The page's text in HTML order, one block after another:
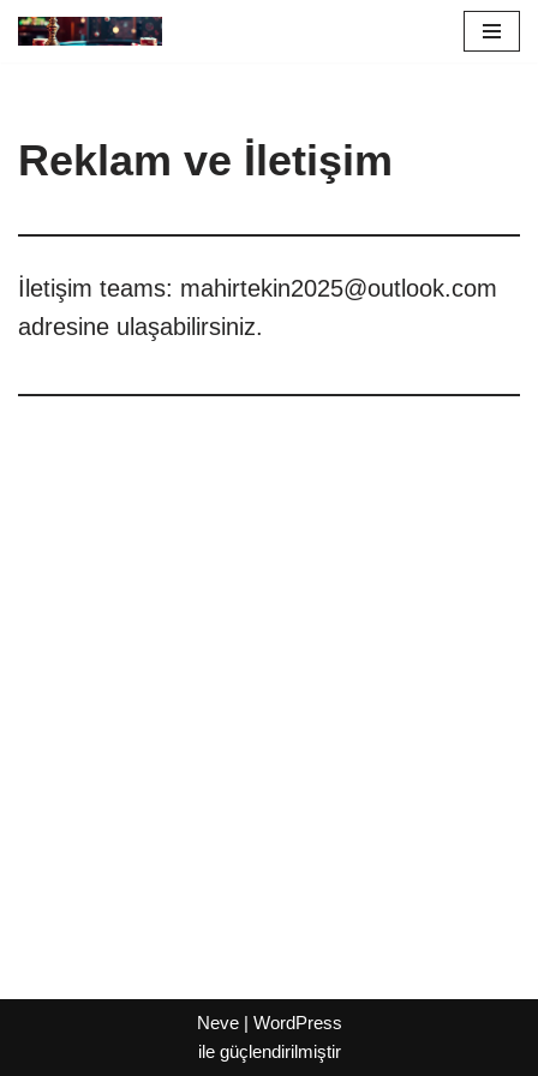
Reklam ve İletişim
İletişim teams: mahirtekin2025@outlook.com
adresine ulaşabilirsiniz.
Neve| WordPress
ile güçlendirilmiştir